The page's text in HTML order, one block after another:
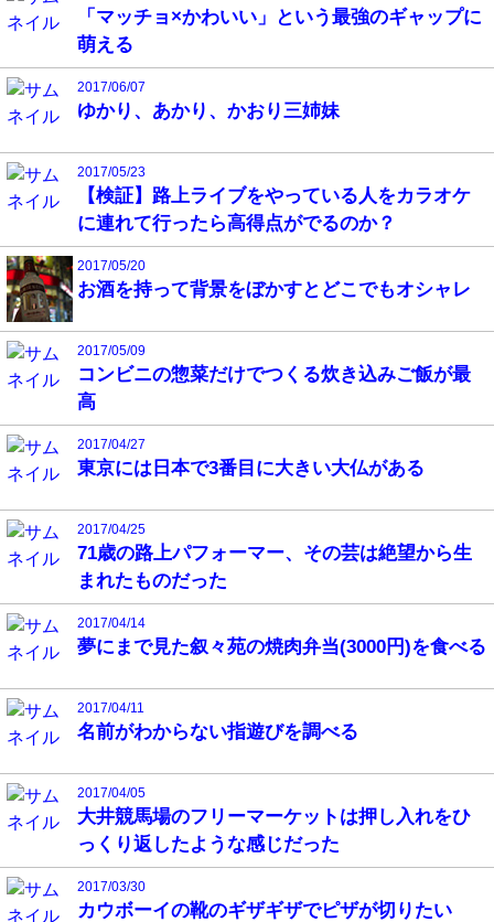
「マッチョ×かわいい」という最強のギャップに
萌える
2017/06/07
ゆかり、あかり、かおり三姉妹
2017/05/23
【検証】路上ライブをやっている人をカラオケ
に連れて行ったら高得点がでるのか？
2017/05/20
お酒を持って背景をぼかすとどこでもオシャレ
2017/05/09
コンビニの惣菜だけでつくる炊き込みご飯が最
高
2017/04/27
東京には日本で3番目に大きい大仏がある
2017/04/25
71歳の路上パフォーマー、その芸は絶望から生
まれたものだった
2017/04/14
夢にまで見た叙々苑の焼肉弁当(3000円)を食べる
2017/04/11
名前がわからない指遊びを調べる
2017/04/05
大井競馬場のフリーマーケットは押し入れをひ
っくり返したような感じだった
2017/03/30
カウボーイの靴のギザギザでピザが切りたい